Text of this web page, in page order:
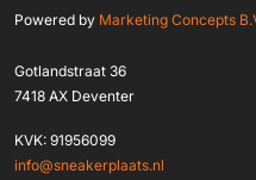
Powered by Marketing Concepts
Gotlandstraat 36
7418 AX Deventer
KVK: 91956099
info@sneakerplaats.nl